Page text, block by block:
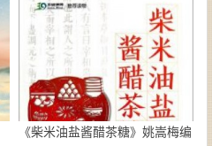
《柴米油盐酱醋茶糖》姚嵩梅编